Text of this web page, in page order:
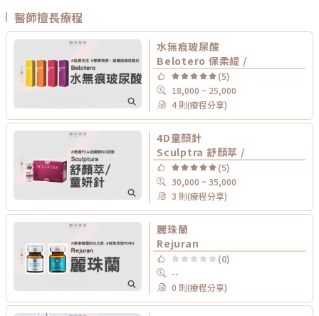
醫師擅長療程
水無痕玻尿酸
Belotero 保柔緹 /
(5)
18,000 ~ 25,000
4 則(療程分享)
4D童顏針
Sculptra 舒顏萃 /
(5)
30,000 ~ 35,000
3 則(療程分享)
麗珠蘭
Rejuran
(0)
--
0 則(療程分享)